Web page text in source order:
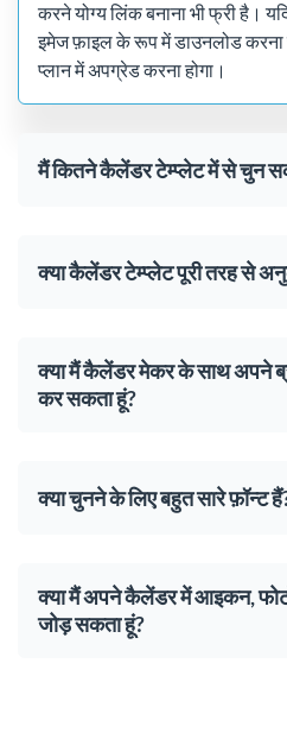
करने योग्य लिंक बनाना भी फ्री है।
इमेज फ़ाइल के रूप में डाउनलोड करना
प्लान में अपग्रेड करना होगा।
मैं कितने कैलेंडर टेम्प्लेट में से चुन
क्या कैलेंडर टेम्प्लेट पूरी तरह से
क्या मैं कैलेंडर मेकर के साथ अपने
कर सकता हूं?
क्या चुनने के लिए बहुत सारे फ़ॉन्ट
क्या मैं अपने कैलेंडर में आइकन,
जोड़ सकता हूं?